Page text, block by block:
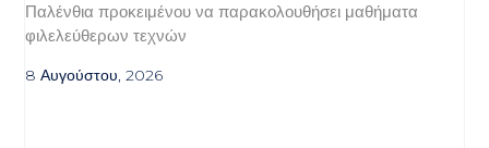
Παλένθια προκειμένου να παρακολουθήσει μαθήματα
φιλελεύθερων τεχνών
8 Αυγούστου, 2026